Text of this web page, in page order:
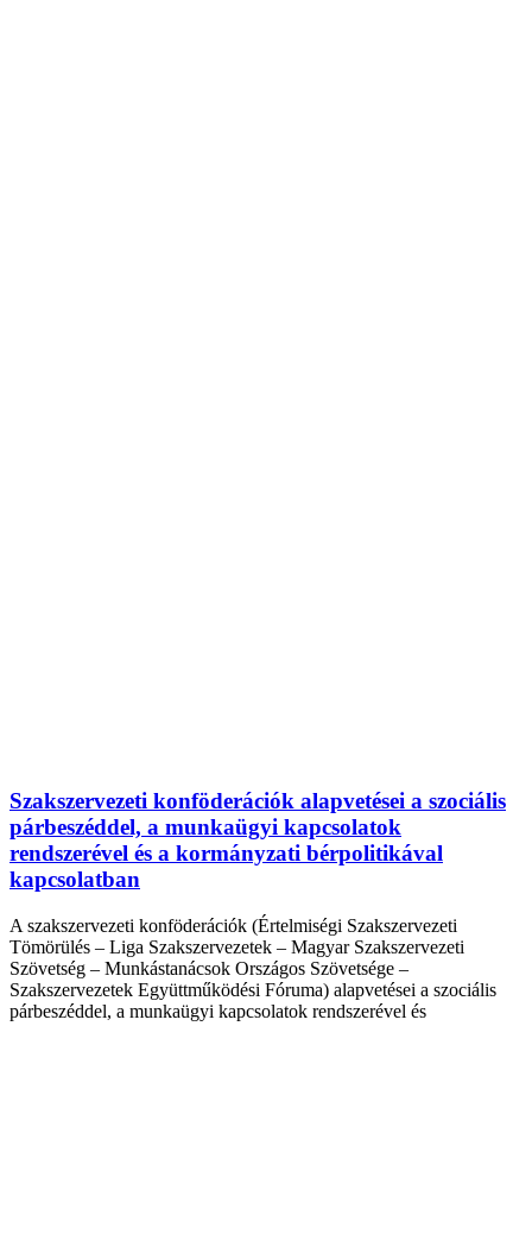
Szakszervezeti konföderációk alapvetései a szociális
párbeszéddel, a munkaügyi kapcsolatok
rendszerével és a kormányzati bérpolitikával
kapcsolatban
A szakszervezeti konföderációk (Értelmiségi Szakszervezeti
Tömörülés – Liga Szakszervezetek – Magyar Szakszervezeti
Szövetség – Munkástanácsok Országos Szövetsége –
Szakszervezetek Együttműködési Fóruma) alapvetései a szociális
párbeszéddel, a munkaügyi kapcsolatok rendszerével és